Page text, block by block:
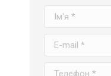
Ім'я *
E-mail *
Телефон *